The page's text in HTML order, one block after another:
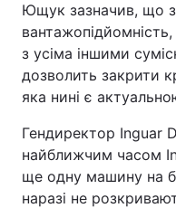
Тема оформлення
Ющук зазначив, що з
з усіма іншими
дозволить закрити
яка нині є
Гендиректор Inguar
найближчим часом
ще одну машину на
наразі не